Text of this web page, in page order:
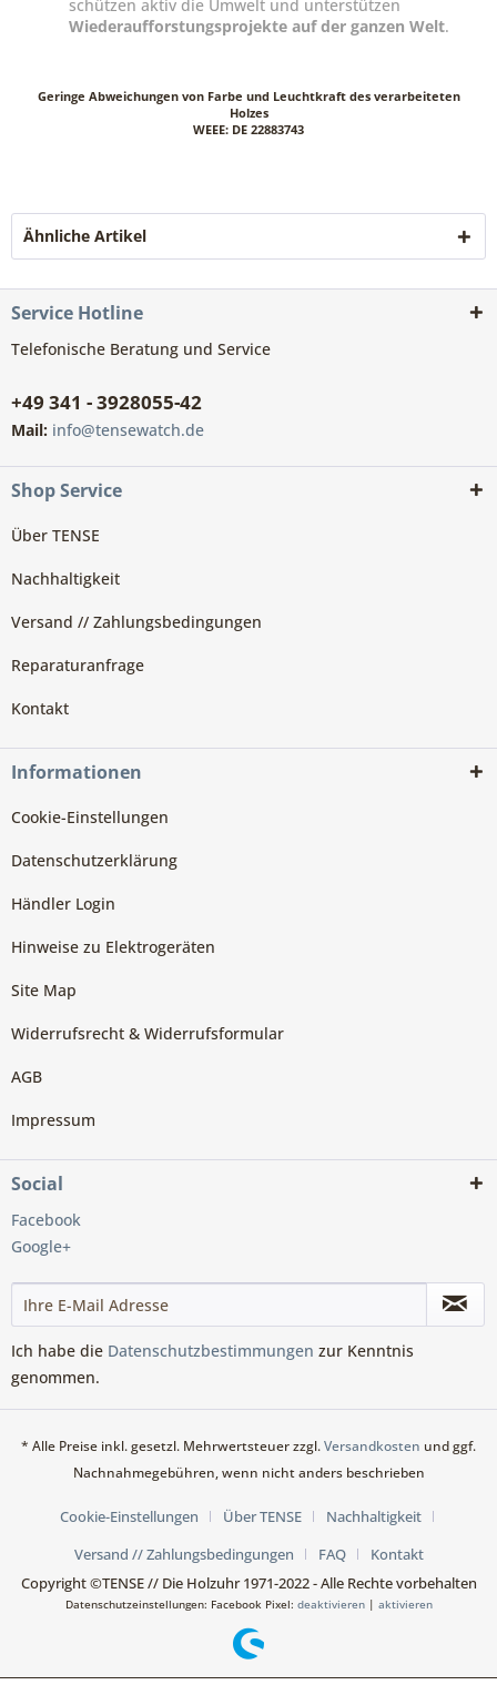
schützen aktiv die Umwelt und unterstützen
Wiederaufforstungsprojekte auf der ganzen Welt.
Geringe Abweichungen von Farbe und Leuchtkraft des verarbeiteten
Holzes
WEEE: DE 22883743
Ähnliche Artikel
Service Hotline
Telefonische Beratung und Service
+49 341 - 3928055-42
Mail: info@tensewatch.de
Shop Service
Über TENSE
Nachhaltigkeit
Versand // Zahlungsbedingungen
Reparaturanfrage
Kontakt
Informationen
Cookie-Einstellungen
Datenschutzerklärung
Händler Login
Hinweise zu Elektrogeräten
Site Map
Widerrufsrecht & Widerrufsformular
AGB
Impressum
Social
Facebook
Google+
Ich habe die Datenschutzbestimmungen zur Kenntnis
genommen.
* Alle Preise inkl. gesetzl. Mehrwertsteuer zzgl.Versandkosten und ggf.
Nachnahmegebühren, wenn nicht anders beschrieben
Cookie-Einstellungen Über TENSE
Nachhaltigkeit
Versand // Zahlungsbedingungen
FAQ
Kontakt
Copyright ©TENSE // Die Holzuhr 1971-2022 - Alle Rechte vorbehalten
Datenschutzeinstellungen: Facebook Pixel: deaktivieren| aktivieren